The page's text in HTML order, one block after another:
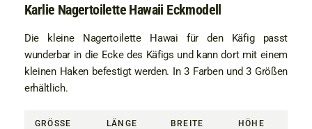
Karlie Nagertoilette Hawaii Eckmodell
Die kleine Nagertoilette Hawai für den Käfig passt
wunderbar in die Ecke des Käfigs und kann dort mit einem
kleinen Haken befestigt werden. In 3 Farben und 3 Größen
erhältlich.
GRÖSSE LÄNGE BREITE HÖHE